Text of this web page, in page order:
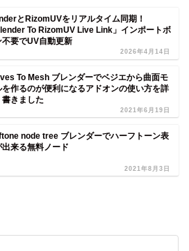
とRizomUVをリアルタイム同期！
To RizomUV Live Link」インポートボ
不要でUV自動更新
2026年4月14日
To Mesh ブレンダーでベジエから曲面モ
を作るのが便利になるアドオンの使い方を詳
書きました
2021年6月19日
node tree ブレンダーでハーフトーン表
出来る無料ノード
2021年8月3日